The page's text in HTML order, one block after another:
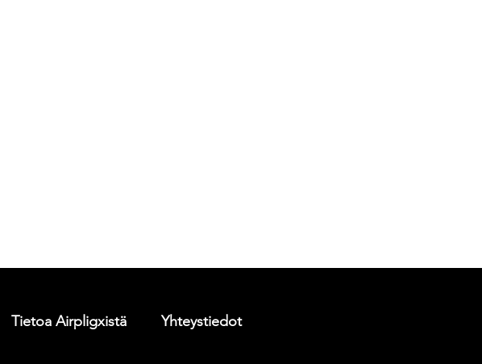
Tietoa Airpligxistä Yhteystiedot